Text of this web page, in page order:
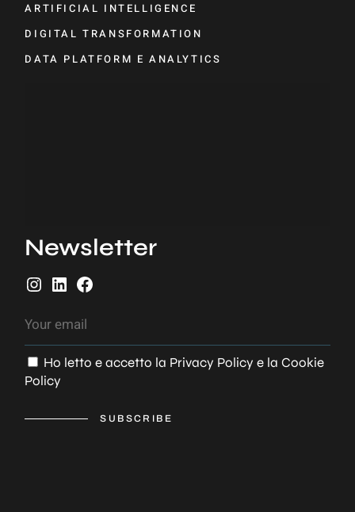
ARTIFICIAL INTELLIGENCE
DIGITAL TRANSFORMATION
DATA PLATFORM E ANALYTICS
Newsletter
I
s
t
a
g
a
L
n
k
e
d
n
F
a
c
e
b
k
Ho letto e accetto la Privacy Policy e laCookie
Policy
SUBSCRIBE